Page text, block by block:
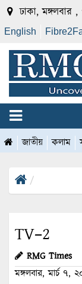
ঢাকা, মঙ্গলবার
English
জাতীয় কলাম
TV–2
RMG Times
মঙ্গলবার, মার্চ ৭,